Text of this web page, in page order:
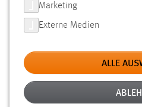
FILTER
Erstellungsdatum
Marketing
Externe Medien
ALLE